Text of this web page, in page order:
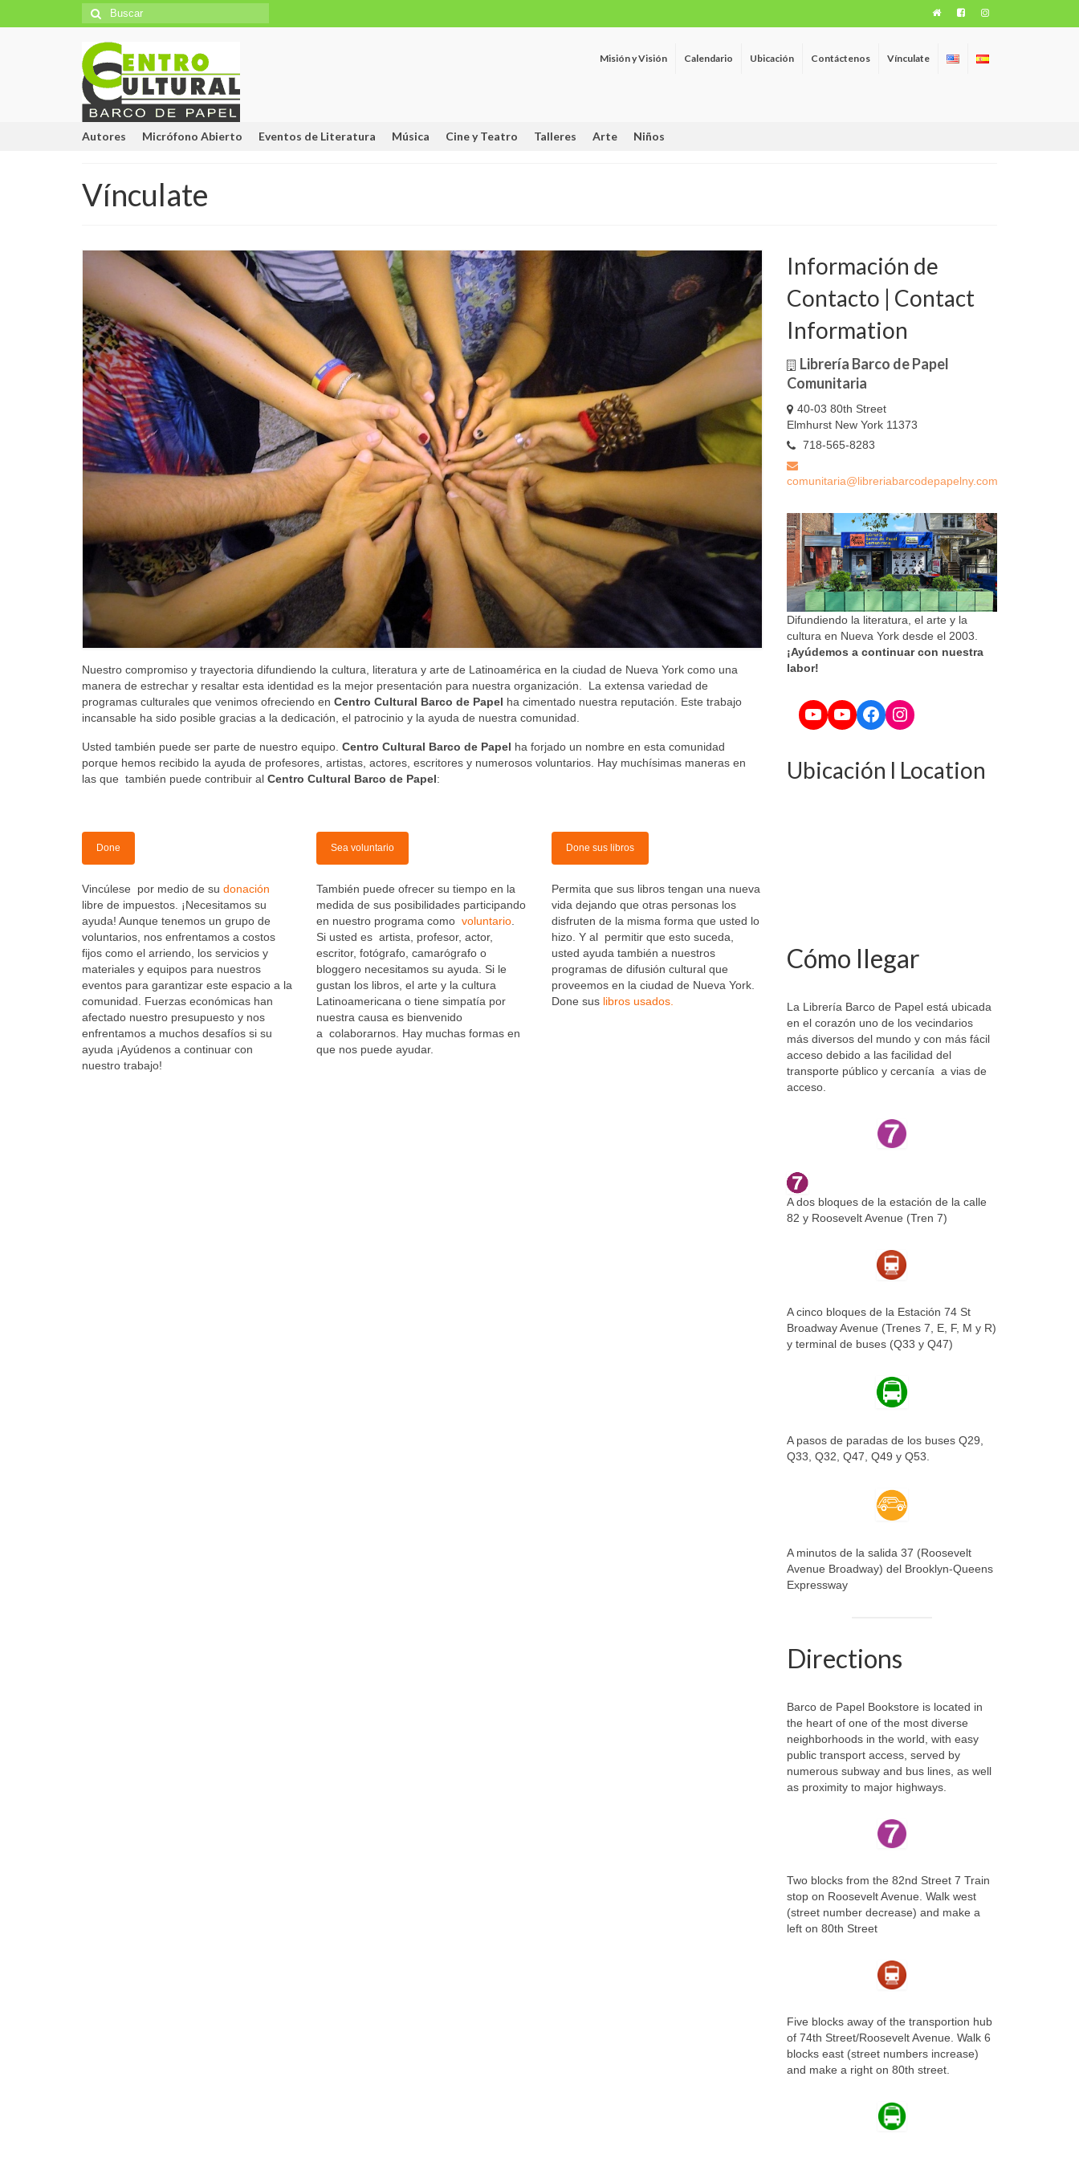
Búsqueda
para:
Misión y Visión Calendario Ubicación Contáctenos Vínculate
Autores Micrófono Abierto Eventos de Literatura Música Cine y Teatro Talleres Arte Niños
Vínculate
Nuestro compromiso y trayectoria difundiendo la cultura, literatura y arte de Latinoamérica en la ciudad de Nueva York como una
manera de estrechar y resaltar esta identidad es la mejor presentación para nuestra organización. La extensa variedad de
programas culturales que venimos ofreciendo en Centro Cultural Barco de Papel ha cimentado nuestra reputación. Este trabajo
incansable ha sido posible gracias a la dedicación, el patrocinio y la ayuda de nuestra comunidad.
Usted también puede ser parte de nuestro equipo. Centro Cultural Barco de Papel ha forjado un nombre en esta comunidad
porque hemos recibido la ayuda de profesores, artistas, actores, escritores y numerosos voluntarios. Hay muchísimas maneras en
las que también puede contribuir al Centro Cultural Barco de Papel:
Done
Vincúlese por medio de su donación
libre de impuestos. ¡Necesitamos su
ayuda! Aunque tenemos un grupo de
voluntarios, nos enfrentamos a costos
fijos como el arriendo, los servicios y
materiales y equipos para nuestros
eventos para garantizar este espacio a la
comunidad. Fuerzas económicas han
afectado nuestro presupuesto y nos
enfrentamos a muchos desafíos si su
ayuda ¡Ayúdenos a continuar con
nuestro trabajo!
Sea voluntario
También puede ofrecer su tiempo en la
medida de sus posibilidades participando
en nuestro programa comovoluntario.
Si usted es artista, profesor, actor,
escritor, fotógrafo, camarógrafo o
bloggero necesitamos su ayuda. Si le
gustan los libros, el arte y la cultura
Latinoamericana o tiene simpatía por
nuestra causa es bienvenido
a colaborarnos. Hay muchas formas en
que nos puede ayudar.
Done sus libros
Permita que sus libros tengan una nueva
vida dejando que otras personas los
disfruten de la misma forma que usted lo
hizo. Y al permitir que esto suceda,
usted ayuda también a nuestros
programas de difusión cultural que
proveemos en la ciudad de Nueva York.
Done sus libros usados.
Información de
Contacto | Contact
Information
Librería Barco de Papel
Comunitaria
40-03 80th Street
Elmhurst New York 11373
718-565-8283
comunitaria@libreriabarcodepapelny.com
Difundiendo la literatura, el arte y la
cultura en Nueva York desde el 2003.
¡Ayúdemos a continuar con nuestra
labor!
YouTube
YouTube
Facebook
Instagram
Ubicación l Location
Cómo llegar
La Librería Barco de Papel está ubicada
en el corazón uno de los vecindarios
más diversos del mundo y con más fácil
acceso debido a las facilidad del
transporte público y cercanía a vias de
acceso.
A dos bloques de la estación de la calle
82 y Roosevelt Avenue (Tren 7)
A cinco bloques de la Estación 74 St
Broadway Avenue (Trenes 7, E, F, M y R)
y terminal de buses (Q33 y Q47)
A pasos de paradas de los buses Q29,
Q33, Q32, Q47, Q49 y Q53.
A minutos de la salida 37 (Roosevelt
Avenue Broadway) del Brooklyn-Queens
Expressway
Directions
Barco de Papel Bookstore is located in
the heart of one of the most diverse
neighborhoods in the world, with easy
public transport access, served by
numerous subway and bus lines, as well
as proximity to major highways.
Two blocks from the 82nd Street 7 Train
stop on Roosevelt Avenue. Walk west
(street number decrease) and make a
left on 80th Street
Five blocks away of the transportion hub
of 74th Street/Roosevelt Avenue. Walk 6
blocks east (street numbers increase)
and make a right on 80th street.